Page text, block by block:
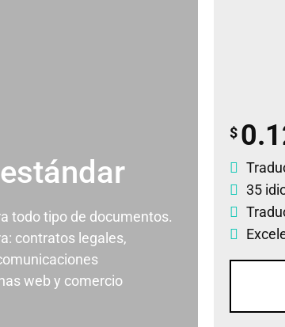
todo tipo de documentos.
contratos legales,
web y comercio
$
35